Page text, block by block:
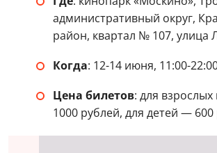
административный округ,
район, квартал № 107, улица
Когда: 12-14 июня, 11:00-
Цена билетов: для
1000 рублей, для детей — 600